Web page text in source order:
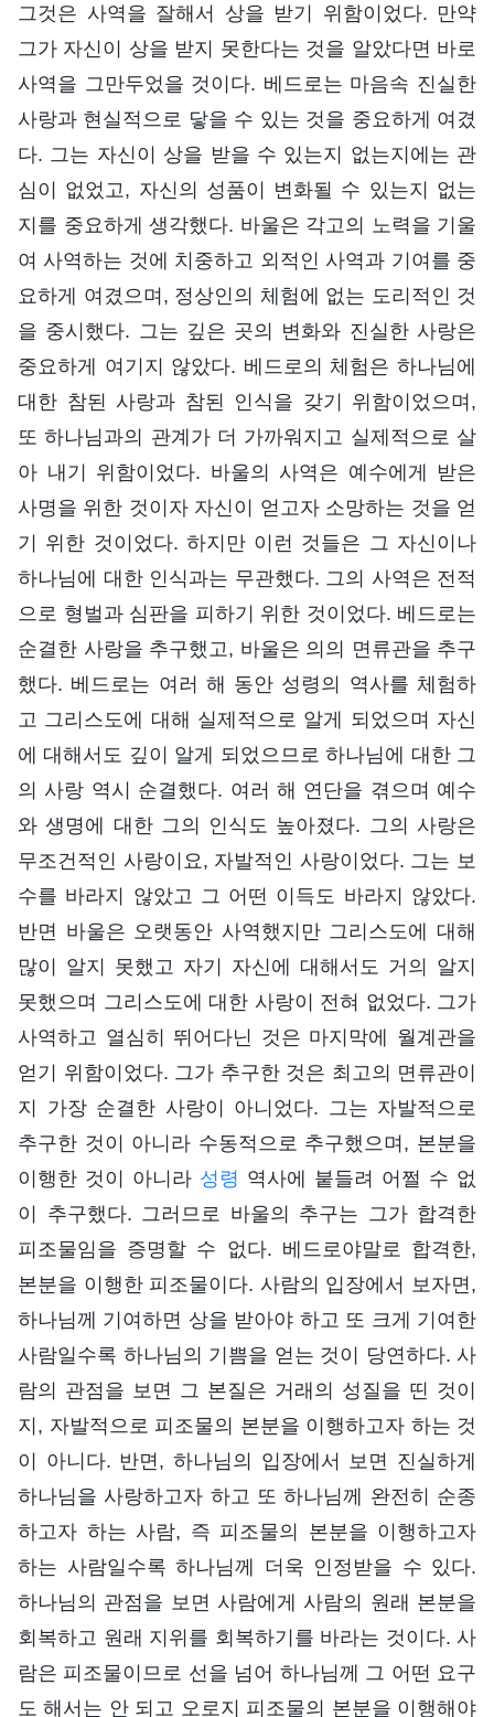
그것은 사역을 잘해서 상을 받기 위함이었다. 만약
그가 자신이 상을 받지 못한다는 것을 알았다면 바로
사역을 그만두었을 것이다. 베드로는 마음속 진실한
사랑과 현실적으로 닿을 수 있는 것을 중요하게 여겼
다. 그는 자신이 상을 받을 수 있는지 없는지에는 관
심이 없었고, 자신의 성품이 변화될 수 있는지 없는
지를 중요하게 생각했다. 바울은 각고의 노력을 기울
여 사역하는 것에 치중하고 외적인 사역과 기여를 중
요하게 여겼으며, 정상인의 체험에 없는 도리적인 것
을 중시했다. 그는 깊은 곳의 변화와 진실한 사랑은
중요하게 여기지 않았다. 베드로의 체험은 하나님에
대한 참된 사랑과 참된 인식을 갖기 위함이었으며,
또 하나님과의 관계가 더 가까워지고 실제적으로 살
아 내기 위함이었다. 바울의 사역은 예수에게 받은
사명을 위한 것이자 자신이 얻고자 소망하는 것을 얻
기 위한 것이었다. 하지만 이런 것들은 그 자신이나
하나님에 대한 인식과는 무관했다. 그의 사역은 전적
으로 형벌과 심판을 피하기 위한 것이었다. 베드로는
순결한 사랑을 추구했고, 바울은 의의 면류관을 추구
했다. 베드로는 여러 해 동안 성령의 역사를 체험하
고 그리스도에 대해 실제적으로 알게 되었으며 자신
에 대해서도 깊이 알게 되었으므로 하나님에 대한 그
의 사랑 역시 순결했다. 여러 해 연단을 겪으며 예수
와 생명에 대한 그의 인식도 높아졌다. 그의 사랑은
무조건적인 사랑이요, 자발적인 사랑이었다. 그는 보
수를 바라지 않았고 그 어떤 이득도 바라지 않았다.
반면 바울은 오랫동안 사역했지만 그리스도에 대해
많이 알지 못했고 자기 자신에 대해서도 거의 알지
못했으며 그리스도에 대한 사랑이 전혀 없었다. 그가
사역하고 열심히 뛰어다닌 것은 마지막에 월계관을
얻기 위함이었다. 그가 추구한 것은 최고의 면류관이
지 가장 순결한 사랑이 아니었다. 그는 자발적으로
추구한 것이 아니라 수동적으로 추구했으며, 본분을
이행한 것이 아니라 성령 역사에 붙들려 어쩔 수 없
이 추구했다. 그러므로 바울의 추구는 그가 합격한
피조물임을 증명할 수 없다. 베드로야말로 합격한,
본분을 이행한 피조물이다. 사람의 입장에서 보자면,
하나님께 기여하면 상을 받아야 하고 또 크게 기여한
사람일수록 하나님의 기쁨을 얻는 것이 당연하다. 사
람의 관점을 보면 그 본질은 거래의 성질을 띤 것이
지, 자발적으로 피조물의 본분을 이행하고자 하는 것
이 아니다. 반면, 하나님의 입장에서 보면 진실하게
하나님을 사랑하고자 하고 또 하나님께 완전히 순종
하고자 하는 사람, 즉 피조물의 본분을 이행하고자
하는 사람일수록 하나님께 더욱 인정받을 수 있다.
하나님의 관점을 보면 사람에게 사람의 원래 본분을
회복하고 원래 지위를 회복하기를 바라는 것이다. 사
람은 피조물이므로 선을 넘어 하나님께 그 어떤 요구
도 해서는 안 되고 오로지 피조물의 본분을 이행해야